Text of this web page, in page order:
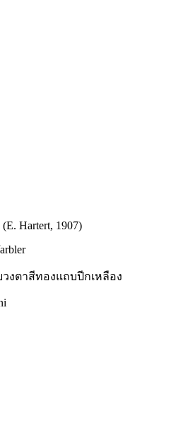
(E. Hartert, 1907)
งตาสีทองแถบปีกเหลือง